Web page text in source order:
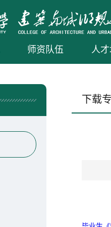
师资队伍 人
下载